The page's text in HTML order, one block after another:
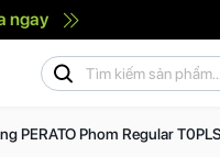
ngay
PERATO Phom Regular